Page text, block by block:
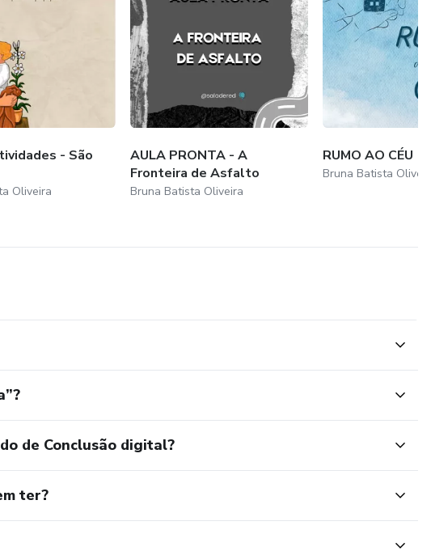
- São
Oliveira
AULA PRONTA - A
Fronteira de Asfalto
Bruna Batista Oliveira
RUMO AO CÉU
Bruna Batista Oliveira
de Conclusão digital?
ter?